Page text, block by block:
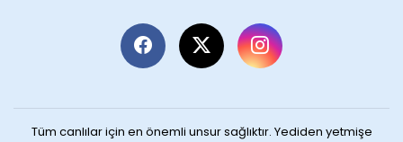
Tüm canlılar için en önemli unsur sağlıktır. Yediden yetmişe